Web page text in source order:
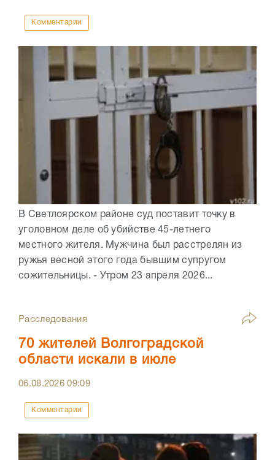
Комментарии
В Светлоярском районе суд поставит точку в
уголовном деле об убийстве 45-летнего
местного жителя. Мужчина был расстрелян из
ружья весной этого года бывшим супругом
сожительницы. - Утром 23 апреля 2026...
Расследования
70 жителей Волгоградской
области искали в июле
06.08.202609:09
Комментарии